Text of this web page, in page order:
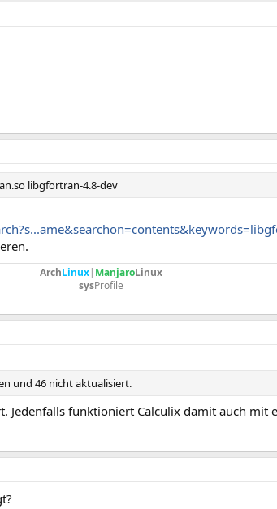
libgfortran-4.8-dev
ArchLinux| ManjaroLinux
sysProfile
und 46 nicht aktualisiert.
Jedenfalls funktioniert Calculix damit auch mit